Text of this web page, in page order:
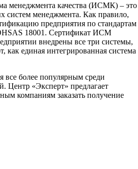
менеджмента качества (ИСМК) – это
систем менеджмента. Как правило,
предприятия по стандартам
18001. Сертификат ИСМ
внедрены все три системы,
как единая интегрированная система
все более популярным среди
Центр «Эксперт» предлагает
компаниям заказать получение